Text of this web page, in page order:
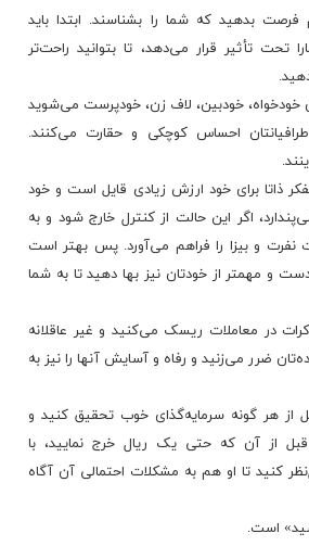
بدهید که‌ شما را بشناسند. ابتدا باید
تحت‌ تأثیر قرار می‌دهد، تا بتوانید راحت‌تر
خودخواه‌، خودبین‌، لاف‌ زن‌، خودپرست‌ می‌شوید
احساس‌ کوچکی‌ و حقارت‌ می‌کنند.
ذاتا برای‌ خود ارزش‌ زیادی‌ قایل‌ است‌ و خود
اگر این‌ حالت‌ از کنترل‌ خارج‌ شود و به‌
نفرت‌ و بیزا را فراهم‌ می‌آورد. پس‌ بهتر است‌
دست‌ و مهمتر از خودتان‌ نیز بها دهید تا به‌ شما
در معاملات‌ ریسک‌ می‌کنید و غیر عاقلانه‌
ضرر می‌زنید و رفاه‌ و آسایش‌ آنها را نیز به‌
از هر گونه‌ سرمایه‌گذای‌ خوب‌ تحقیق‌ کنید و
از آن‌ که‌ حتی‌ یک‌ ریال‌ خرج‌ نمایید، با
کنید تا او هم‌ به‌ مشکلات‌ احتمالی‌ آن‌ آگاه‌
است‌.